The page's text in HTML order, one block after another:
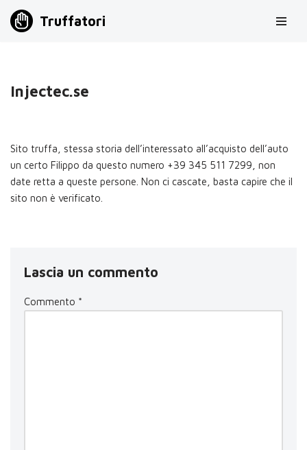
Truffatori
Injectec.se
Sito truffa, stessa storia dell’interessato all’acquisto dell’auto
un certo Filippo da questo numero +39 345 511 7299, non
date retta a queste persone. Non ci cascate, basta capire che il
sito non è verificato.
Lascia un commento
Commento *